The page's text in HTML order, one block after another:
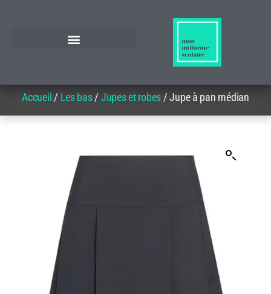
Accueil / Les bas/ Jupes et robes / Jupe à pan médian